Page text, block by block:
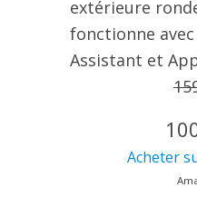
extérieure
fonctionne avec
Assistant et
Acheter